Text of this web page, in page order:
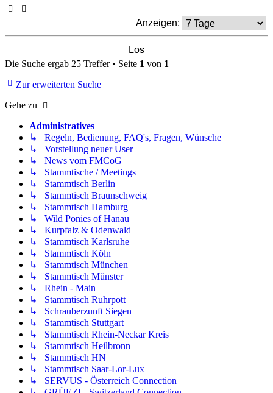
Anzeigen:
Die Suche ergab 25 Treffer • Seite 1 von 1
Zur erweiterten Suche
Gehe zu
Administratives
↳ Regeln, Bedienung, FAQ's, Fragen, Wünsche
↳ Vorstellung neuer User
↳ News vom FMCoG
↳ Stammtische / Meetings
↳ Stammtisch Berlin
↳ Stammtisch Braunschweig
↳ Stammtisch Hamburg
↳ Wild Ponies of Hanau
↳ Kurpfalz & Odenwald
↳ Stammtisch Karlsruhe
↳ Stammtisch Köln
↳ Stammtisch München
↳ Stammtisch Münster
↳ Rhein - Main
↳ Stammtisch Ruhrpott
↳ Schrauberzunft Siegen
↳ Stammtisch Stuttgart
↳ Stammtisch Rhein-Neckar Kreis
↳ Stammtisch Heilbronn
↳ Stammtisch HN
↳ Stammtisch Saar-Lor-Lux
↳ SERVUS - Österreich Connection